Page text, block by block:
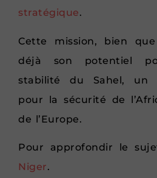
stratégique.
Cette mission, bien
déjà son potentiel
stabilité du Sahel, un
pour la sécurité de
de l’Europe.
Pour approfondir le
Niger.